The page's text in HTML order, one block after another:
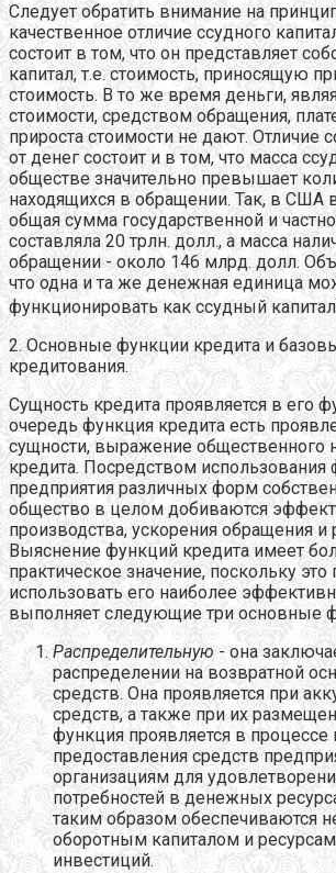
Следует обратить внимание на
качественное отличие ссудного
состоит в том, что он представляет
капитал, т.е. стоимость, приносящую
стоимость. В то же время деньги,
стоимости, средством обращения,
прироста стоимости не дают. Отличие
от денег состоит и в том, что масса
обществе значительно превышает
находящихся в обращении. Так, в США
общая сумма государственной и
составляла 20 трлн. долл., а масса
обращении - около 146 млрд. долл.
что одна и та же денежная единица
функционировать как ссудный капитал
2. Основные функции кредита и
кредитования.
Сущность кредита проявляется в его
очередь функция кредита есть
сущности, выражение общественного
кредита. Посредством использования
предприятия различных форм
общество в целом добиваются
производства, ускорения обращения и
Выяснение функций кредита имеет
практическое значение, поскольку это
использовать его наиболее
выполняет следующие три основные
Распределительную - она
распределении на возвратной
средств. Она проявляется при
средств, а также при их
функция проявляется в процессе
предоставления средств
организациям для
потребностей в денежных
таким образом обеспечиваются
оборотным капиталом и
инвестиций.